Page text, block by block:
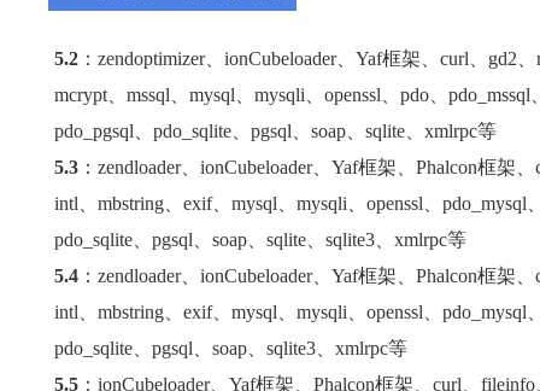
5.2 ：zendoptimizer、ionCubeloader、Yaf框架、curl、gd2
mcrypt、mssql、mysql、mysqli、openssl、pdo、pdo_mssql
pdo_pgsql、pdo_sqlite、pgsql、soap、sqlite、xmlrpc等
5.3 ：zendloader、ionCubeloader、Yaf框架、Phalcon框架
intl、mbstring、exif、mysql、mysqli、openssl、pdo_mysql
pdo_sqlite、pgsql、soap、sqlite、sqlite3、xmlrpc等
5.4 ：zendloader、ionCubeloader、Yaf框架、Phalcon框架
intl、mbstring、exif、mysql、mysqli、openssl、pdo_mysql
pdo_sqlite、pgsql、soap、sqlite3、xmlrpc等
5.5 ：ionCubeloader、Yaf框架、Phalcon框架、curl、